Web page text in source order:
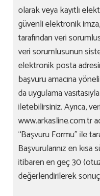
olarak veya kayıtlı
güvenli elektronik
tarafından veri
veri sorumlusunun
elektronik posta
başvuru amacına
da uygulama
iletebilirsiniz. Ayrıca,
www.arkasline.com.tr
“Başvuru Formu” ile
Başvurularınız en
itibaren en geç 30
değerlendirilerek